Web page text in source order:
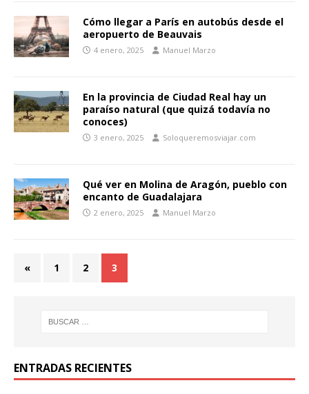
Cómo llegar a París en autobús desde el
aeropuerto de Beauvais
4 enero, 2025 Manuel Marzo
En la provincia de Ciudad Real hay un
paraíso natural (que quizá todavía no
conoces)
3 enero, 2025 Soloqueremosviajar.com
Qué ver en Molina de Aragón, pueblo con
encanto de Guadalajara
2 enero, 2025 Manuel Marzo
« 1 2 3
ENTRADAS RECIENTES